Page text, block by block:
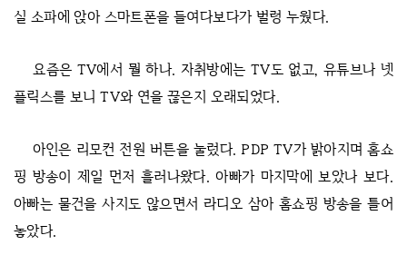
실 소파에 앉아 스마트폰을 들여다보다가 벌렁 누웠다.
요즘은 TV에서 뭘 하나. 자취방에는 TV도 없고, 유튜브나 넷
플릭스를 보니 TV와 연을 끊은지 오래되었다.
아인은 리모컨 전원 버튼을 눌렀다. PDP TV가 밝아지며 홈쇼
핑 방송이 제일 먼저 흘러나왔다. 아빠가 마지막에 보았나 보다.
아빠는 물건을 사지도 않으면서 라디오 삼아 홈쇼핑 방송을 틀어
놓았다.